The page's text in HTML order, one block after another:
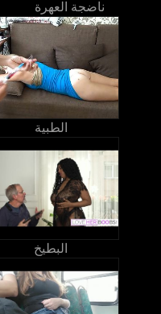
ناضجة العهرة
الطبية
البطيخ